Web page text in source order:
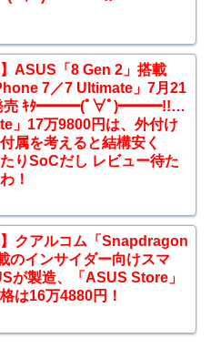
】ASUS「8 Gen 2」搭載
7／7 Ultimate」7月21
発売 ｷﾀ━━━(ﾟ∀ﾟ)━━━!!…
」17万9800円は、外付け
属を考えると結構安く
りSoCだし レビュー待た
！
】クアルコム「Snapdragon
のインサイダー向けスマ
が製造、「ASUS Store」
は16万4880円！